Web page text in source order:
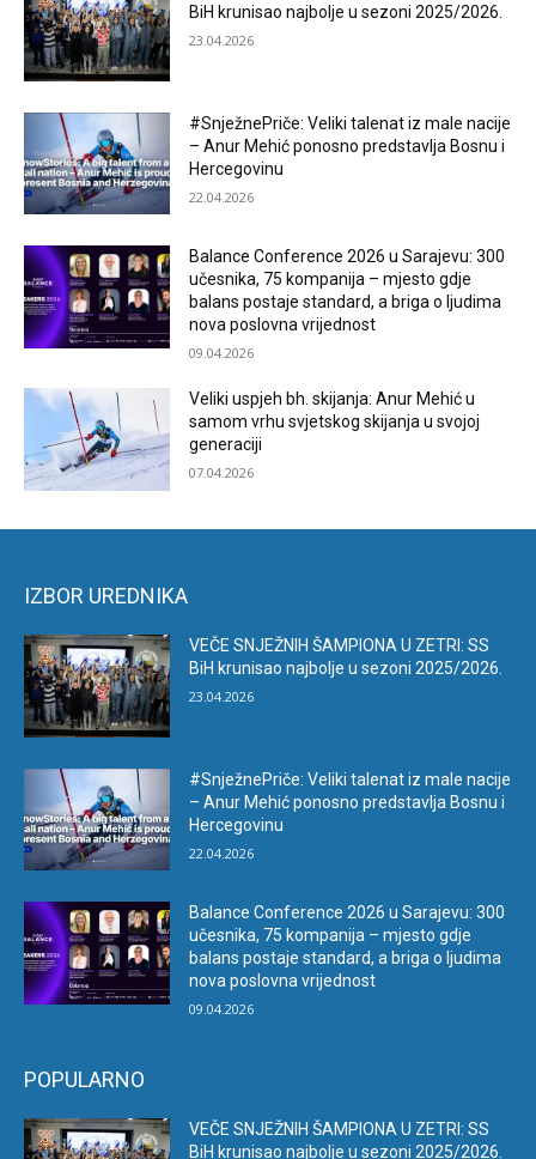
BiH krunisao najbolje u sezoni 2025/2026.
23.04.2026
#SnježnePriče: Veliki talenat iz male nacije
– Anur Mehić ponosno predstavlja Bosnu i
Hercegovinu
22.04.2026
Balance Conference 2026 u Sarajevu: 300
učesnika, 75 kompanija – mjesto gdje
balans postaje standard, a briga o ljudima
nova poslovna vrijednost
09.04.2026
Veliki uspjeh bh. skijanja: Anur Mehić u
samom vrhu svjetskog skijanja u svojoj
generaciji
07.04.2026
IZBOR UREDNIKA
VEČE SNJEŽNIH ŠAMPIONA U ZETRI: SS
BiH krunisao najbolje u sezoni 2025/2026.
23.04.2026
#SnježnePriče: Veliki talenat iz male nacije
– Anur Mehić ponosno predstavlja Bosnu i
Hercegovinu
22.04.2026
Balance Conference 2026 u Sarajevu: 300
učesnika, 75 kompanija – mjesto gdje
balans postaje standard, a briga o ljudima
nova poslovna vrijednost
09.04.2026
POPULARNO
VEČE SNJEŽNIH ŠAMPIONA U ZETRI: SS
BiH krunisao najbolje u sezoni 2025/2026.